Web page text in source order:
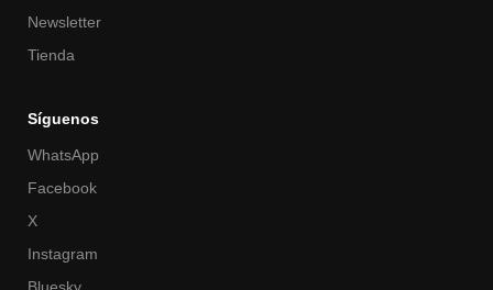
Newsletter
Tienda
Síguenos
WhatsApp
Facebook
X
Instagram